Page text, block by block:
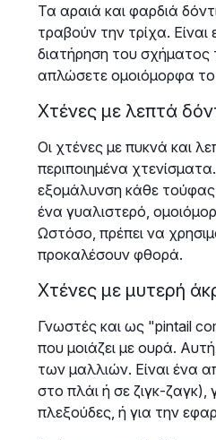
Τα αραιά και φαρδιά
τραβούν την τρίχα.
διατήρηση του σχήματος
απλώσετε ομοιόμορφα το
Χτένες με λεπτά
Οι χτένες με πυκνά και
περιποιημένα
εξομάλυνση κάθε
ένα γυαλιστερό,
Ωστόσο, πρέπει να
προκαλέσουν φθορά.
Χτένες με μυτερή
Γνωστές και ως "pintail
που μοιάζει με ουρά.
των μαλλιών. Είναι ένα
στο πλάι ή σε ζιγκ-
πλεξούδες, ή για την